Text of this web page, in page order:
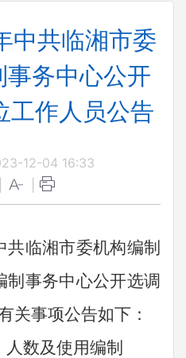
中共临湘市委
务中心公开
工作人员公告
12-04 16:33
共临湘市委机构编制
制事务中心公开选调
关事项公告如下：
人数及使用编制